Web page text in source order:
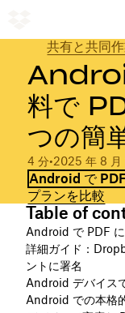
共有と共同
料で
つの簡
4 分•2025 年 8 月
Android で
プランを比較
Table of
Android で PDF
詳細ガイド：
ントに署名
Android デバイス
Android での本格